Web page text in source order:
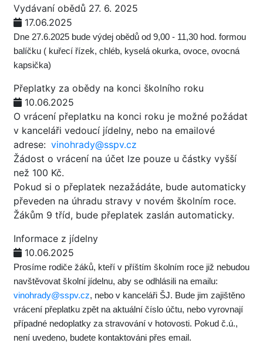
Vydávaní obědů 27. 6. 2025
17.06.2025
Dne 27.6.2025 bude výdej obědů od 9,00 - 11,30 hod. formou
balíčku ( kuřecí řízek, chléb, kyselá okurka, ovoce, ovocná
kapsička)
Přeplatky za obědy na konci školního roku
10.06.2025
O vrácení přeplatku na konci roku je možné požádat
v kanceláři vedoucí jídelny, nebo na emailové
adrese: vinohrady@sspv.cz
Žádost o vrácení na účet lze pouze u částky vyšší
než 100 Kč.
Pokud si o přeplatek nezažádáte, bude automaticky
převeden na úhradu stravy v novém školním roce.
Žákům 9 tříd, bude přeplatek zaslán automaticky.
Informace z jídelny
10.06.2025
Prosíme rodiče žáků, kteří v příštím školním roce již nebudou
navštěvovat školní jídelnu, aby se odhlásili na emailu:
vinohrady@sspv.cz, nebo v kanceláři ŠJ. Bude jim zajištěno
vrácení přeplatku zpět na aktuální číslo účtu, nebo vyrovnají
případné nedoplatky za stravování v hotovosti. Pokud č.ú.,
není uvedeno, budete kontaktováni přes email.